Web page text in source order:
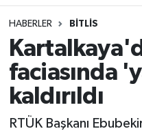
HABERLER BITLIS
faciasında
kaldırıldı
RTÜK Başkanı
Tüm Manşetler
Son Dakika
Haber Arşivi